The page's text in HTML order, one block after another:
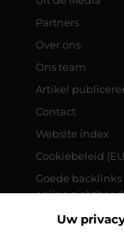
Uw
Partners
Over ons
Ons team
Artikel
Contact
Website index
Cookiebeleid
Goede
online
Manieren om